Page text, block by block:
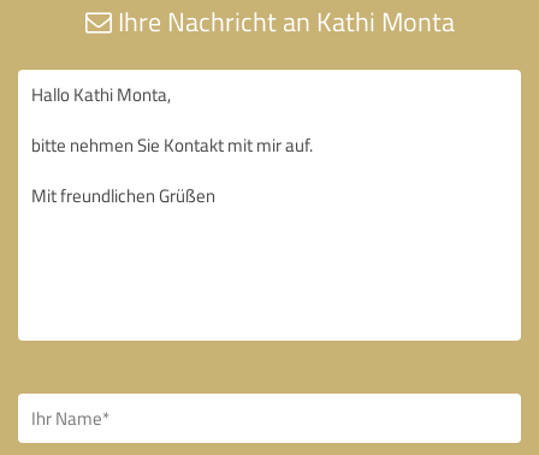
Ihre Nachricht an Kathi Monta